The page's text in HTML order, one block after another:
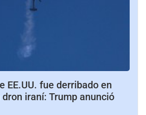
EE.UU. fue derribado en
iraní: Trump anunció